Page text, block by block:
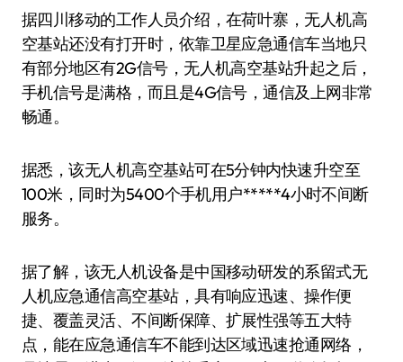
据四川移动的工作人员介绍，在荷叶寨，无人机高
空基站还没有打开时，依靠卫星应急通信车当地只
有部分地区有2G信号，无人机高空基站升起之后，
手机信号是满格，而且是4G信号，通信及上网非常
畅通。
据悉，该无人机高空基站可在5分钟内快速升空至
100米，同时为5400个手机用户*****4小时不间断
服务。
据了解，该无人机设备是中国移动研发的系留式无
人机应急通信高空基站，具有响应迅速、操作便
捷、覆盖灵活、不间断保障、扩展性强等五大特
点，能在应急通信车不能到达区域迅速抢通网络，